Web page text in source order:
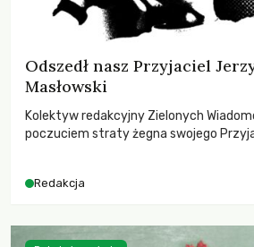
Odszedł nasz Przyjaciel
Masłowski
Kolektyw redakcyjny Zielonych
poczuciem straty żegna swojego
Redakcja